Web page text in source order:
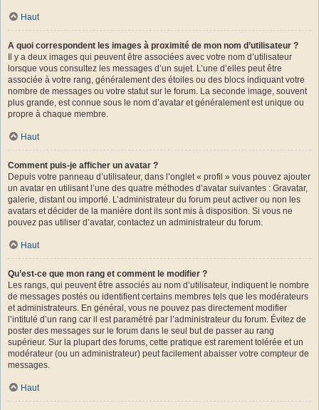
Haut
A quoi correspondent les images à proximité de mon nom d’utilisateur ?
Il y a deux images qui peuvent être associées avec votre nom d’utilisateur
lorsque vous consultez les messages d’un sujet. L’une d’elles peut être
associée à votre rang, généralement des étoiles ou des blocs indiquant votre
nombre de messages ou votre statut sur le forum. La seconde image, souvent
plus grande, est connue sous le nom d’avatar et généralement est unique ou
propre à chaque membre.
Haut
Comment puis-je afficher un avatar ?
Depuis votre panneau d’utilisateur, dans l’onglet « profil » vous pouvez ajouter
un avatar en utilisant l’une des quatre méthodes d’avatar suivantes : Gravatar,
galerie, distant ou importé. L’administrateur du forum peut activer ou non les
avatars et décider de la manière dont ils sont mis à disposition. Si vous ne
pouvez pas utiliser d’avatar, contactez un administrateur du forum.
Haut
Qu’est-ce que mon rang et comment le modifier ?
Les rangs, qui peuvent être associés au nom d’utilisateur, indiquent le nombre
de messages postés ou identifient certains membres tels que les modérateurs
et administrateurs. En général, vous ne pouvez pas directement modifier
l’intitulé d’un rang car il est paramétré par l’administrateur du forum. Évitez de
poster des messages sur le forum dans le seul but de passer au rang
supérieur. Sur la plupart des forums, cette pratique est rarement tolérée et un
modérateur (ou un administrateur) peut facilement abaisser votre compteur de
messages.
Haut